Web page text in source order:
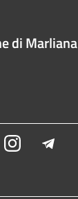
di Marliana
Instagram